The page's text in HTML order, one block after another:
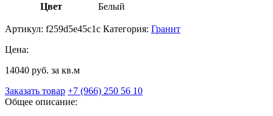
Цвет Белый
Артикул: f259d5e45c1c Категория: Гранит
Цена:
14040 руб. за кв.м
Заказать товар +7 (966) 250 56 10
Общее описание: